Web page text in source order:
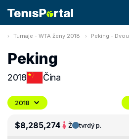
Turnaje - WTA ženy 2018 Peking -
Peking
2018 Čína
2018
$8,285,274 Ž tvrdý p.